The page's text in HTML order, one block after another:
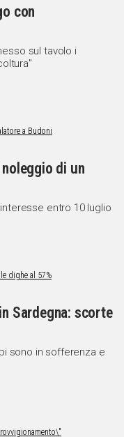
con
sul tavolo i
di un
entro 10 luglio
Sardegna: scorte
sono in sofferenza e